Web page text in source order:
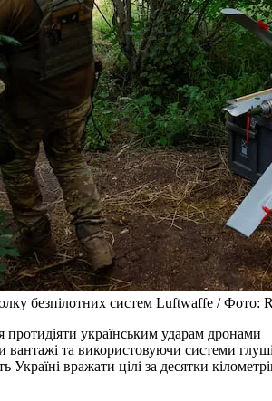
безпілотних систем Luftwaffe / Фото:
протидіяти українським ударам дронами
вантажі та використовуючи системи
вражати цілі за десятки